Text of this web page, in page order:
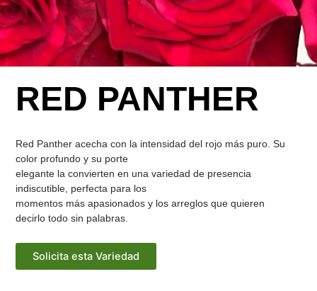
RED PANTHER
Red Panther acecha con la intensidad del rojo más puro. Su
color profundo y su porte
elegante la convierten en una variedad de presencia
indiscutible, perfecta para los
momentos más apasionados y los arreglos que quieren
decirlo todo sin palabras.
Solicita esta Variedad